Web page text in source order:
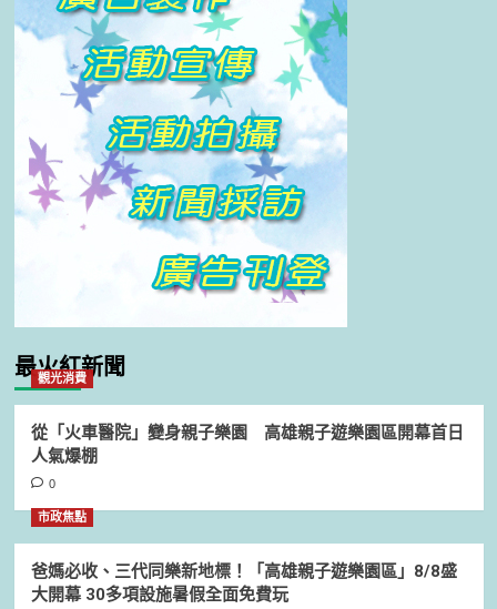
最火紅新聞
觀光消費
從「火車醫院」變身親子樂園 高雄親子遊樂園區開幕首日
人氣爆棚
0
市政焦點
爸媽必收、三代同樂新地標！「高雄親子遊樂園區」8/8盛
大開幕 30多項設施暑假全面免費玩